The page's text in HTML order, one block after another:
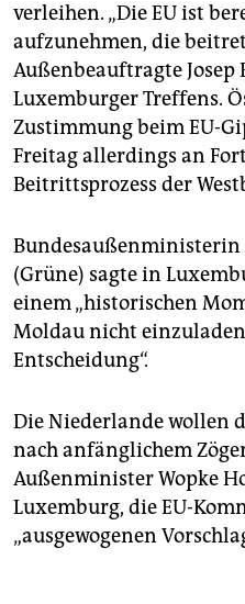
verleihen. „Die EU ist
aufzunehmen, die
Außenbeauftragte Josep
Luxemburger Treffens.
Zustimmung beim EU-
Freitag allerdings an
Beitrittsprozess der
Bundesaußenministerin
(Grüne) sagte in
einem „historischen
Moldau nicht
Entscheidung“.
Die Niederlande wollen
nach anfänglichem
Außenminister Wopke
Luxemburg, die EU-
„ausgewogenen